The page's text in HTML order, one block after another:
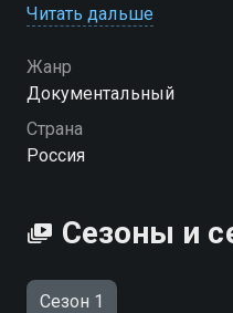
звездочеты называют
технологии,
будут влиять на людей
затмения — узнайте
на заметку — какими
Посмотреть онлайн 1
Предсказания вы
хорошем HD качестве
Читать дальше
Жанр
Документальный
Страна
Россия
Сезоны и
Сезон 1